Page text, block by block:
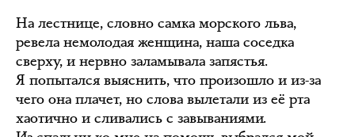
На лестнице, словно самка морского льва,
ревела немолодая женщина, наша соседка
сверху, и нервно заламывала запястья.
Я попытался выяснить, что произошло и из-за
чего она плачет, но слова вылетали из её рта
хаотично и сливались с завываниями.